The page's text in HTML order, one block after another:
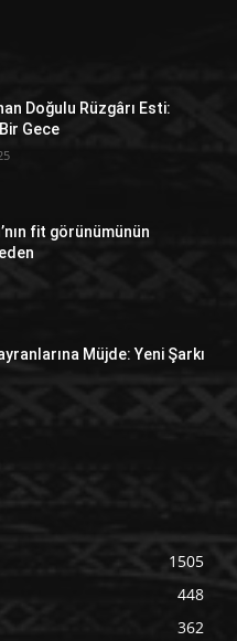
Doğulu Rüzgârı Esti:
Gece
fit görünümünün
Müjde: Yeni Şarkı
1505
448
362